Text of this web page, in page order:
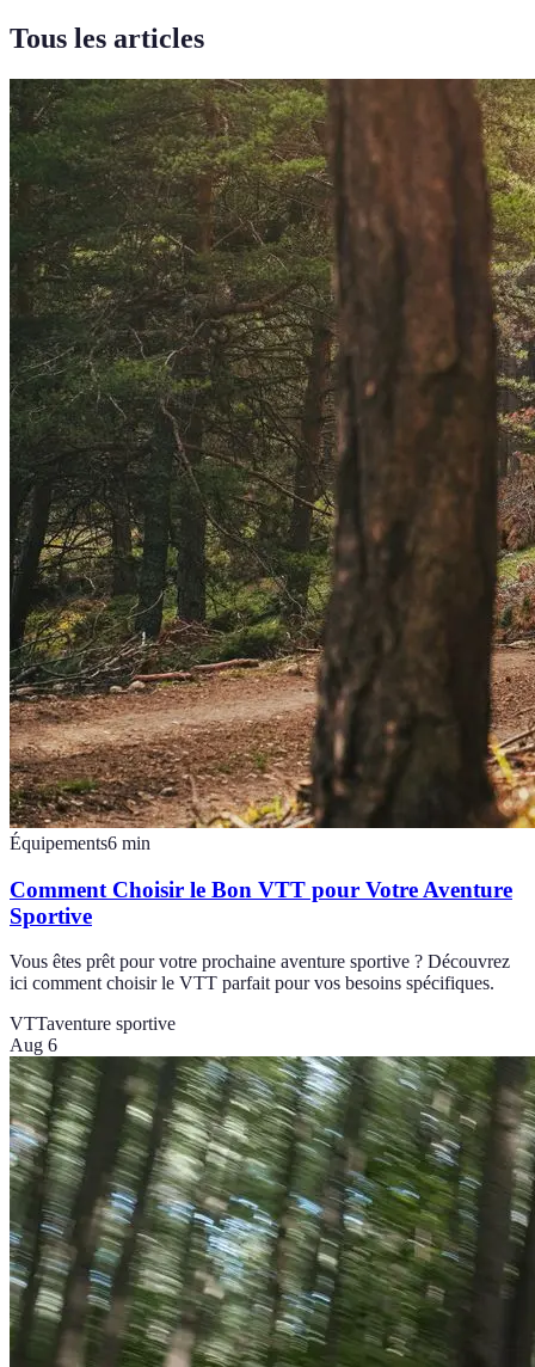
Tous les articles
Équipements6 min
Comment Choisir le Bon VTT pour Votre Aventure
Sportive
Vous êtes prêt pour votre prochaine aventure sportive ? Découvrez
ici comment choisir le VTT parfait pour vos besoins spécifiques.
VTTaventure sportive
Aug 6